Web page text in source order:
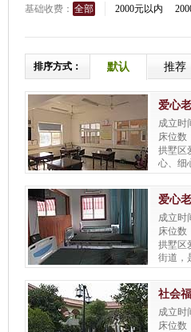
基础收费： 全部 2000元以内
排序方式： 默认 推荐
爱心
成立时
床位数
拱墅区
心、细
快乐之
张扩至
之家康
爱心
成立时
床位数
拱墅区
街道，
积达近
栋相连
区，并
集生活
中心。
社会
成立时
床位数